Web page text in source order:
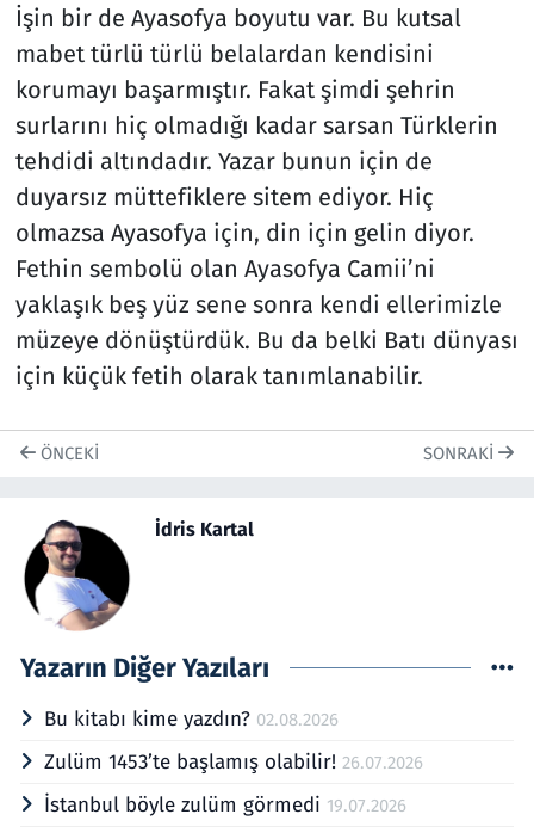
İşin bir de Ayasofya boyutu var. Bu kutsal
mabet türlü türlü belalardan kendisini
korumayı başarmıştır. Fakat şimdi şehrin
surlarını hiç olmadığı kadar sarsan Türklerin
tehdidi altındadır. Yazar bunun için de
duyarsız müttefiklere sitem ediyor. Hiç
olmazsa Ayasofya için, din için gelin diyor.
Fethin sembolü olan Ayasofya Camii’ni
yaklaşık beş yüz sene sonra kendi ellerimizle
müzeye dönüştürdük. Bu da belki Batı dünyası
için küçük fetih olarak tanımlanabilir.
ÖNCEKI SONRAKI
İdris Kartal
Yazarın Diğer Yazıları
Bu kitabı kime yazdın? 02.08.2026
Zulüm 1453’te başlamış olabilir! 26.07.2026
İstanbul böyle zulüm görmedi 19.07.2026